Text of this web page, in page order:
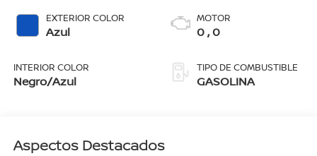
EXTERIOR COLOR
Azul
INTERIOR COLOR
Negro/Azul
MOTOR
0 , 0
TIPO DE COMBUSTIBLE
GASOLINA
Aspectos Destacados